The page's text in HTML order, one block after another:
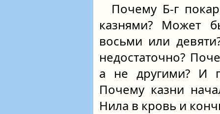
Почему Б-г
казнями? Может
восьми или
недостаточно?
а не другими? И
Почему казни
Нила в кровь и